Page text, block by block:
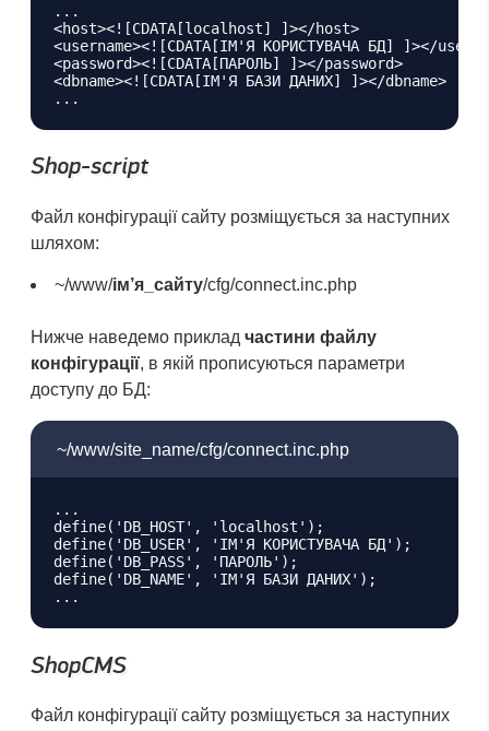
...
<host><![CDATA[localhost] ]></host>
<username><![CDATA[ІМ'Я КОРИСТУВАЧА БД] ]></
<password><![CDATA[ПАРОЛЬ] ]></password>
<dbname><![CDATA[ІМ'Я БАЗИ ДАНИХ] ]></dbname>
Shop-script
Файл конфігурації сайту розміщується за наступних
шляхом:
~/www/ім’я_сайту/cfg/connect.inc.php
Нижче наведемо приклад частини файлу
конфігурації, в якій прописуються параметри
доступу до БД:
~/www/site_name/cfg/connect.inc.php
...
define('DB_HOST', 'localhost');
define('DB_USER', 'ІМ'Я КОРИСТУВАЧА БД');
define('DB_PASS', 'ПАРОЛЬ');
define('DB_NAME', 'ІМ'Я БАЗИ ДАНИХ');
ShopCMS
Файл конфігурації сайту розміщується за наступних